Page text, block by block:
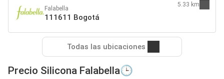
Falabella
111611 Bogotá
5.33 km
Todas las ubicaciones
Precio Silicona Falabella🕒